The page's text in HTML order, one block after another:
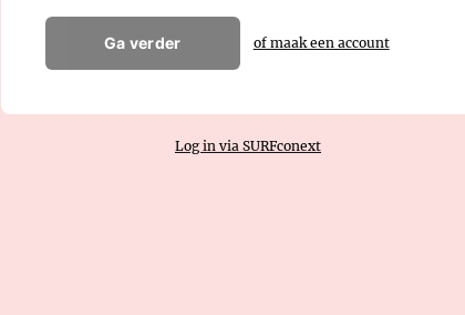
Ga verder of maak een account
Log in via SURFconext